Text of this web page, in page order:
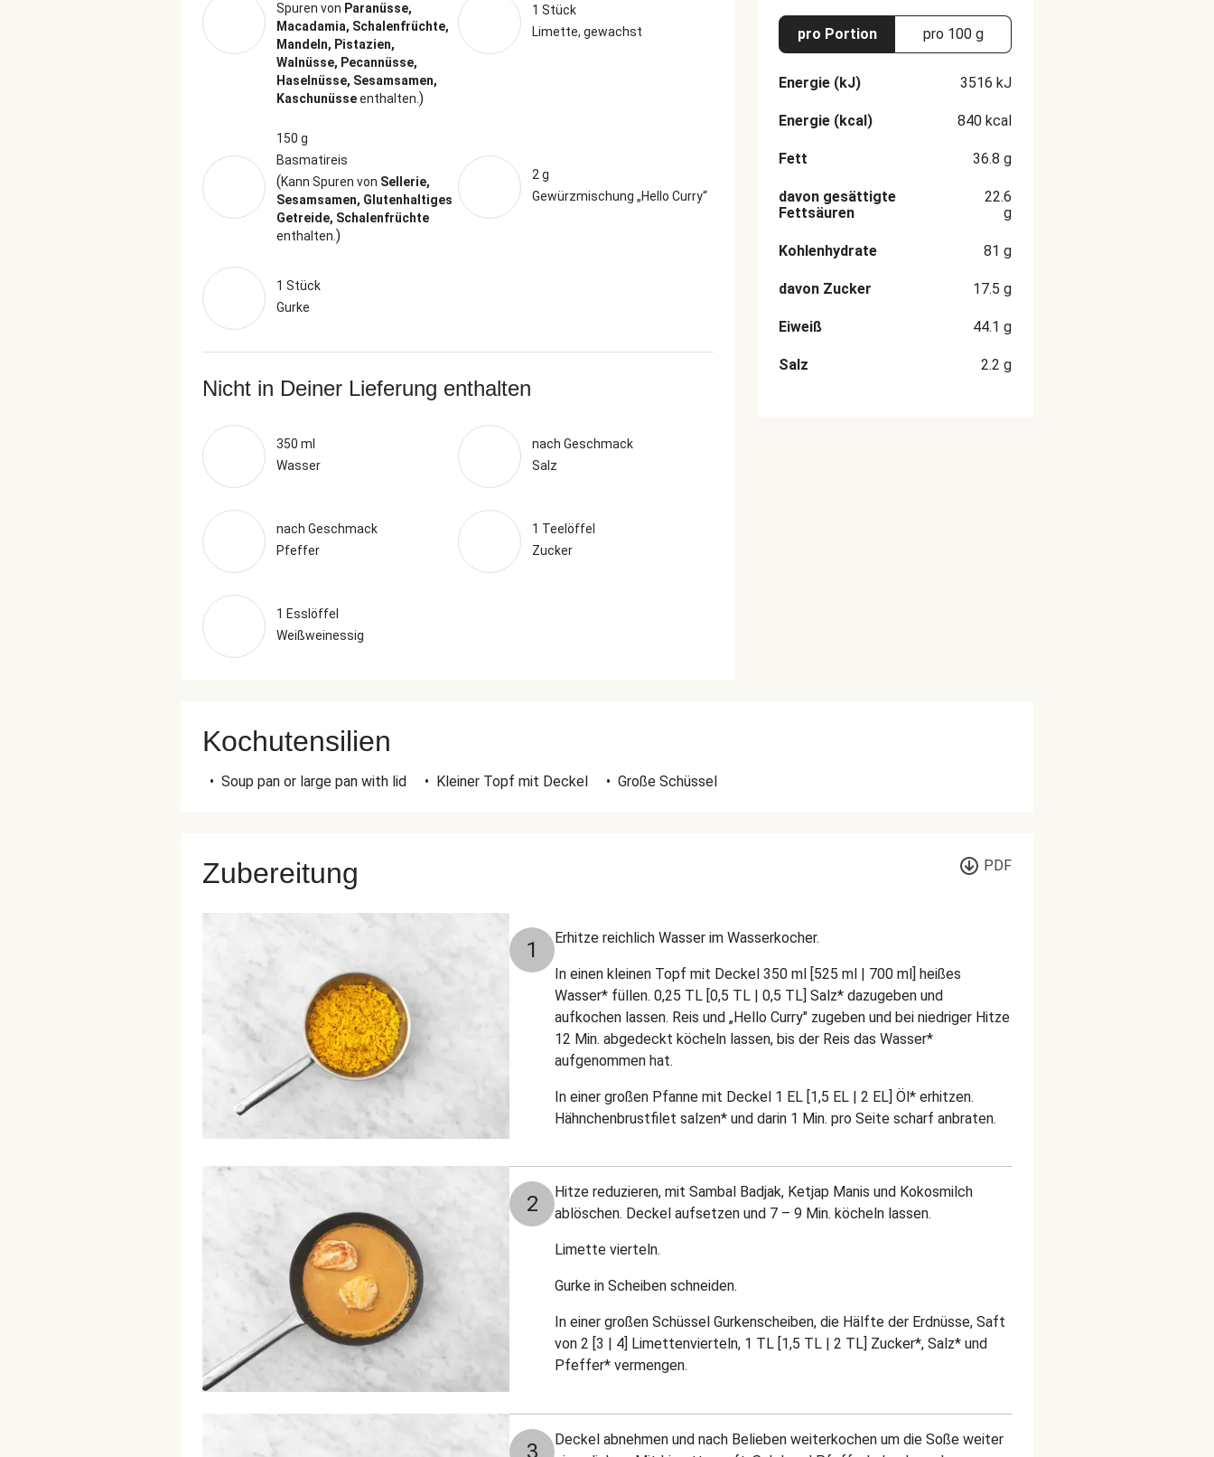
Spuren von Paranüsse,
Macadamia, Schalenfrüchte,
Mandeln, Pistazien,
Walnüsse, Pecannüsse,
Haselnüsse, Sesamsamen,
Kaschunüsseenthalten. )
1 Stück
Limette, gewachst
150 g
Basmatireis
(Kann Spuren von Sellerie,
Sesamsamen, Glutenhaltiges
Getreide, Schalenfrüchte
enthalten. )
2 g
Gewürzmischung „Hello Curry“
1 Stück
Gurke
Nicht in Deiner Lieferung enthalten
350 ml
Wasser
nach Geschmack
Salz
nach Geschmack
Pfeffer
1 Teelöffel
Zucker
1 Esslöffel
Weißweinessig
pro Portion pro 100 g
Energie (kJ) 3516 kJ
Energie (kcal) 840 kcal
Fett 36.8 g
davon gesättigte
Fettsäuren
22.6
g
Kohlenhydrate 81 g
davon Zucker 17.5 g
Eiweiß 44.1 g
Salz 2.2 g
Kochutensilien
• Soup pan or large pan with lid • Kleiner Topf mit Deckel • Große Schüssel
Zubereitung PDF
1 Erhitze reichlich Wasser im Wasserkocher.
In einen kleinen Topf mit Deckel 350 ml [525 ml | 700 ml] heißes
Wasser* füllen. 0,25 TL [0,5 TL | 0,5 TL] Salz* dazugeben und
aufkochen lassen. Reis und „Hello Curry" zugeben und bei niedriger Hitze
12 Min. abgedeckt köcheln lassen, bis der Reis das Wasser*
aufgenommen hat.
In einer großen Pfanne mit Deckel 1 EL [1,5 EL | 2 EL] Öl* erhitzen.
Hähnchenbrustfilet salzen* und darin 1 Min. pro Seite scharf anbraten.
2
Hitze reduzieren, mit Sambal Badjak, Ketjap Manis und Kokosmilch
ablöschen. Deckel aufsetzen und 7 – 9 Min. köcheln lassen.
Limette vierteln.
Gurke in Scheiben schneiden.
In einer großen Schüssel Gurkenscheiben, die Hälfte der Erdnüsse, Saft
von 2 [3 | 4] Limettenvierteln, 1 TL [1,5 TL | 2 TL] Zucker*, Salz* und
Pfeffer* vermengen.
3
Deckel abnehmen und nach Belieben weiterkochen um die Soße weiter